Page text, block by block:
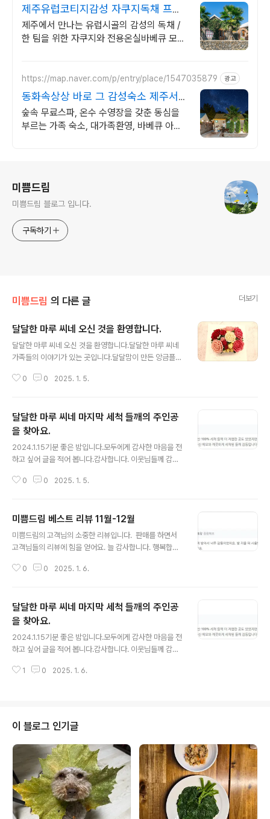
제주유럽코티지감성 자쿠지독채 프라
이빗 제주여행, 유럽감성
제주에서 만나는 유럽시골의 감성의 독채 /
한 팀을 위한 자쿠지와 전용온실바베큐 모두
https://map.naver.com/p/entry/place/1547035879 광고
동화속상상 바로 그 감성숙소 제주서쪽
오설록근처 완벽독채
숲속 무료스파, 온수 수영장을 갖춘 동심을
부르는 가족 숙소, 대가족환영, 바베큐 아이
미쁨드림
미쁨드림 블로그 입니다.
구독하기
미쁨드림 의 다른 글 더보기
달달한 마루 씨네 오신 것을 환영합니다.
달달한 마루 씨네 오신 것을 환영합니다.달달한 마루 씨네
가족들의 이야기가 있는 곳입니다.달달맘이 만든 앙금플라
란 케이크를 만드는 것처럼 달달이네 식구들의 이야기를
0 0 2025. 1. 5.
달달한 마루 씨네 마지막 세척 들깨의 주인공
을 찾아요.
2024.1.15기분 좋은 밤입니다.모두에게 감사한 마음을 전
하고 싶어 글을 적어 봅니다.감사합니다. 이웃님들께 감사
에서 판매를 했어요.열심히 키운 들깨를 깨끗하게 씻어서
기쁜 날이었습니다.많은 분들이 찾아주시고 구매해 주셔서
이제 완판을 목전에 앞두고 있어요. 이제 마지막 1봉지만
남았어요. 음청 많이 팔았을까요? 글쎄요. 그것은 아무도
마지막 주인공은? 두구두구~마치 신데렐라의 유리 구두처
0 0 2025. 1. 5.
미쁨드림 베스트 리뷰 11월-12월
미쁨드림의 고객님의 소중한 리뷰입니다. 판매를 하면서
고객님들의 리뷰에 힘을 얻어요. 늘 감사합니다. 행복합니
0 0 2025. 1. 6.
달달한 마루 씨네 마지막 세척 들깨의 주인공
을 찾아요.
2024.1.15기분 좋은 밤입니다.모두에게 감사한 마음을 전
하고 싶어 글을 적어 봅니다.감사합니다. 이웃님들께 감사
에서 판매를 했어요.열심히 키운 들깨를 깨끗하게 씻어서
이제 완판을 목전에 앞두고 있어요. 이제 마지막 1봉지만
남았어요. 음청 많이 팔았을까요? 글쎄요. 그것은 아무도
모릅니다.달달한 마루 씨 엄마만 알지요.올해 세척 들깨의
마지막 주인공은? 두구두구~마치 신데렐라의 유리 구두처
럼 마지막 주인공을 기대합니다. 누구실까요?달달한 마루
씨 엄마는요~~들깨를 고르고 포장하..
1 0 2025. 1. 6.
이 블로그 인기글